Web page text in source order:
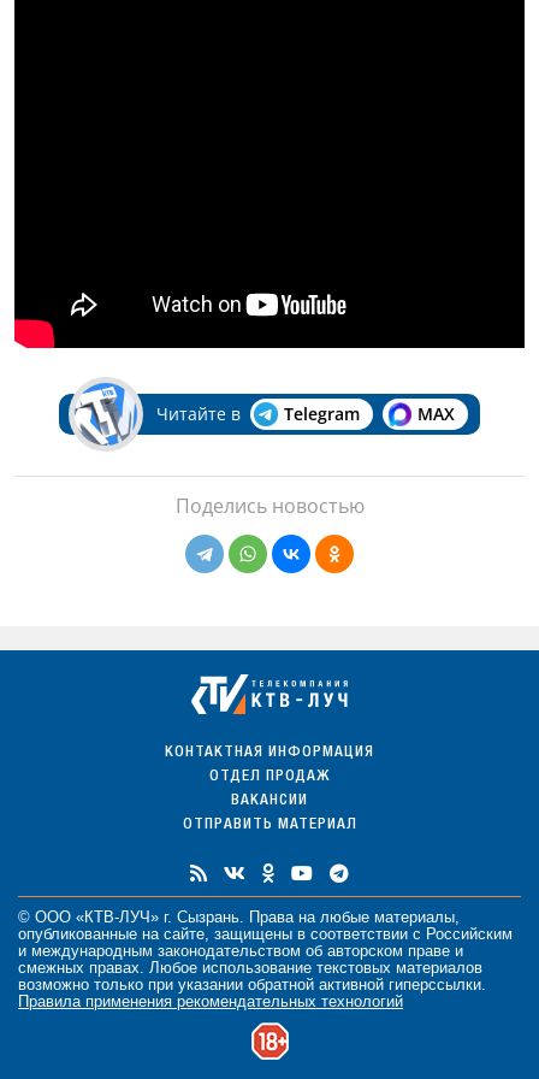
Читайте в Telegram MAX
Поделись новостью
КОНТАКТНАЯ ИНФОРМАЦИЯ
ОТДЕЛ ПРОДАЖ
ВАКАНСИИ
ОТПРАВИТЬ МАТЕРИАЛ
© ООО «КТВ-ЛУЧ» г. Сызрань. Права на любые материалы
опубликованные на сайте, защищены в соответствии с Российским
и международным законодательством об авторском праве и
смежных правах. Любое использование текстовых материалов
возможно только при указании обратной активной гиперссылки.
Правила применения рекомендательных технологий